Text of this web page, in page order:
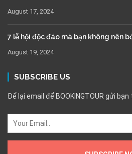
August 17, 2024
7 lễ hội độc đáo mà bạn không nên
August 19, 2024
SUBSCRIBE US
Để lại email để BOOKINGTOUR gửi